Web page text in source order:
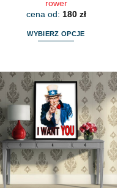
rower
cena od: 180 zł
WYBIERZ OPCJE
ma
wiele
wariantów.
Opcje
można
wybrać
na
stronie
produktu